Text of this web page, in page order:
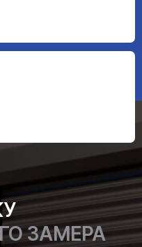
ЗАМЕРА